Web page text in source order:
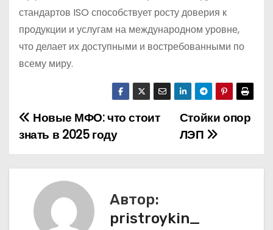
стандартов ISO способствует росту доверия к
продукции и услугам на международном уровне,
что делает их доступными и востребованными по
всему миру.
Н
в
Стойки опор
ЛЭП
Новые МФО: что стоит
знать в 2025 году
Автор:
pristroykin_